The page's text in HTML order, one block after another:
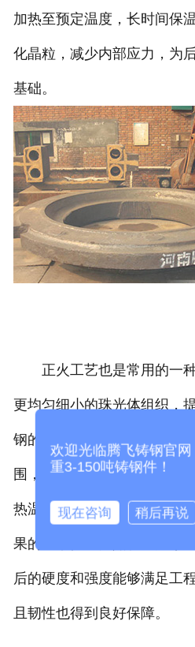
加热至预定温度，长时间保
化晶粒，减少内部应力，为
基础。
正火工艺也是常用的一种
更均匀细小的珠光体组织，
钢的正火处理，将铸钢件加
围，保温后在空气中冷却。
热温度的均匀性以及冷却时
果的一致性。比如在生产某
后的硬度和强度能够满足工
且韧性也得到良好保障。
欢迎光临腾飞铸钢官
重3-150吨铸钢件！
现在咨询 稍后再说